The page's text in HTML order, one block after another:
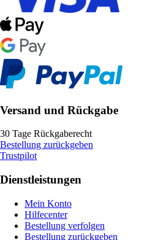
Versand und Rückgabe
30 Tage Rückgaberecht
Bestellung zurückgeben
Trustpilot
Dienstleistungen
Mein Konto
Hilfecenter
Bestellung verfolgen
Bestellung zurückgeben